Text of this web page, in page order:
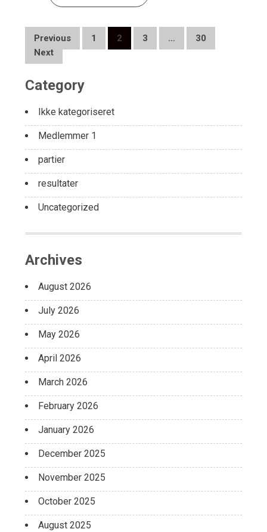
Posts
navigation
Previous 1 2 3 …
30
Next
Category
Ikke kategoriseret
Medlemmer 1
partier
resultater
Uncategorized
Archives
August 2026
July 2026
May 2026
April 2026
March 2026
February 2026
January 2026
December 2025
November 2025
October 2025
August 2025